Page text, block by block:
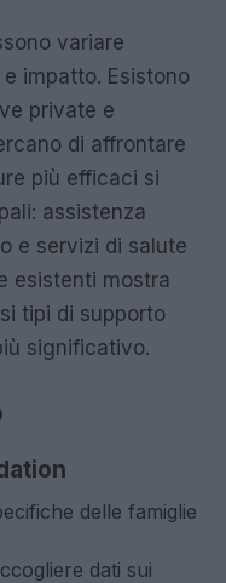
variare
impatto. Esistono
private e
di affrontare
più efficaci si
assistenza
e servizi di salute
esistenti mostra
tipi di supporto
significativo.
delle famiglie
dati sui